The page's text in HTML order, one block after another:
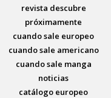
revista descubre
próximamente
cuando sale europeo
cuando sale americano
cuando sale manga
noticias
catálogo europeo